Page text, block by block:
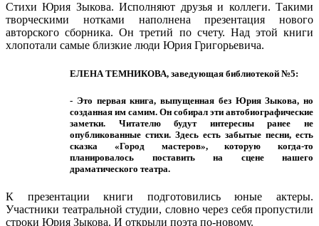
Стихи Юрия Зыкова. Исполняют друзья и коллеги. Такими
творческими нотками наполнена презентация нового
авторского сборника. Он третий по счету. Над этой книги
хлопотали самые близкие люди Юрия Григорьевича.
ЕЛЕНА ТЕМНИКОВА, заведующая библиотекой №5:
- Это первая книга, выпущенная без Юрия Зыкова, но
созданная им самим. Он собирал эти автобиографические
заметки. Читателю будут интересны ранее не
опубликованные стихи. Здесь есть забытые песни, есть
сказка «Город мастеров», которую когда-то
планировалось поставить на сцене нашего
драматического театра.
К презентации книги подготовились юные актеры.
Участники театральной студии, словно через себя пропустили
строки Юрия Зыкова. И открыли поэта по-новому.